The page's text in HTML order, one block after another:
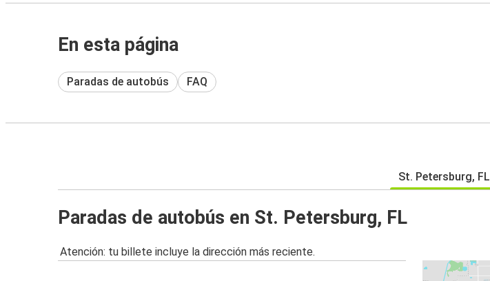
En esta página
Paradas de autobús FAQ
St. Petersburg, FL
Paradas de autobús en St. Petersburg, FL
Atención: tu billete incluye la dirección más reciente.